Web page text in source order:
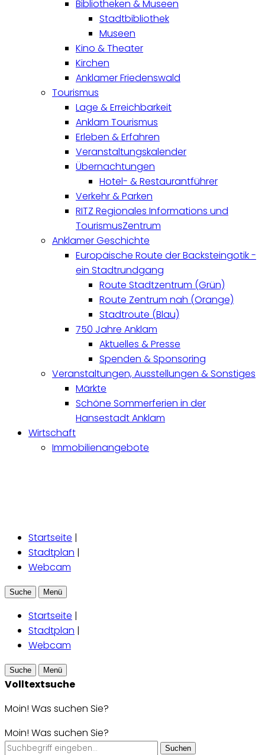
Bibliotheken & Museen
Stadtbibliothek
Museen
Kino & Theater
Kirchen
Anklamer Friedenswald
Tourismus
Lage & Erreichbarkeit
Anklam Tourismus
Erleben & Erfahren
Veranstaltungskalender
Übernachtungen
Hotel- & Restaurantführer
Verkehr & Parken
RITZ Regionales Informations und
TourismusZentrum
Anklamer Geschichte
Europäische Route der Backsteingotik -
ein Stadtrundgang
Route Stadtzentrum (Grün)
Route Zentrum nah (Orange)
Stadtroute (Blau)
750 Jahre Anklam
Aktuelles & Presse
Spenden & Sponsoring
Veranstaltungen, Ausstellungen & Sonstiges
Märkte
Schöne Sommerferien in der
Hansestadt Anklam
Wirtschaft
Immobilienangebote
Startseite |
Stadtplan |
Webcam
Suche Menü
Startseite |
Stadtplan |
Webcam
Suche Menü
Volltextsuche
Moin! Was suchen Sie?
Moin! Was suchen Sie?
Suchen